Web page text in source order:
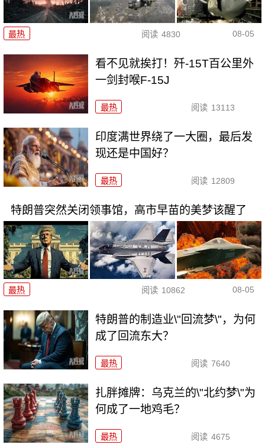
最热 阅读 4830 08-05
看不见就挨打！歼-15T百公里外
一剑封喉F-15J
最热 阅读 13113
印度满世界绕了一大圈，最后发
现还是中国好？
最热 阅读 12809
特朗普突然关闭领事馆，高市早苗的美梦该醒了
最热 阅读 10862 08-05
特朗普的制造业\"回流梦\"，为何
成了回流东大？
最热 阅读 7640
扎胖摊牌：乌克兰的\"北约梦\"为
何成了一地鸡毛？
最热 阅读 4675